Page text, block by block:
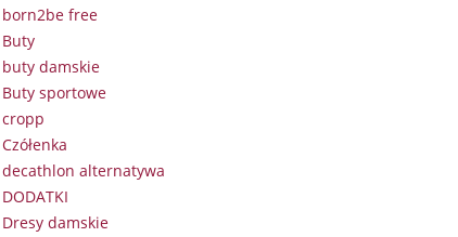
born2be free
Buty
buty damskie
Buty sportowe
cropp
Czółenka
decathlon alternatywa
DODATKI
Dresy damskie